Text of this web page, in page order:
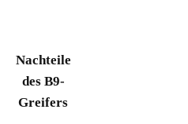
Nachteile
des B9-
Greifers